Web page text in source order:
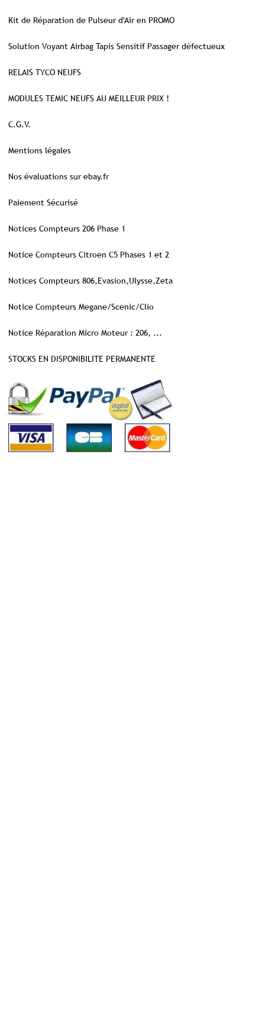
Kit de Réparation de Pulseur d'Air en PROMO
Solution Voyant Airbag Tapis Sensitif Passager défectueux
RELAIS TYCO NEUFS
MODULES TEMIC NEUFS AU MEILLEUR PRIX !
C.G.V.
Mentions légales
Nos évaluations sur ebay.fr
Paiement Sécurisé
Notices Compteurs 206 Phase 1
Notice Compteurs Citroen C5 Phases 1 et 2
Notices Compteurs 806,Evasion,Ulysse,Zeta
Notice Compteurs Megane/Scenic/Clio
Notice Réparation Micro Moteur : 206, ...
STOCKS EN DISPONIBILITE PERMANENTE